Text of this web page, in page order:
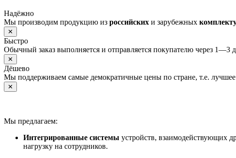
Надёжно
Мы производим продукцию из российских и зарубежных
✕
Быстро
Обычный заказ выполняется и отправляется покупателю через 1—3
✕
Дёшево
Мы поддерживаем самые демократичные цены по стране, т.е.
✕
Мы предлагаем:
Интегрированные системы устройств, взаимодействующих
нагрузку на сотрудников.